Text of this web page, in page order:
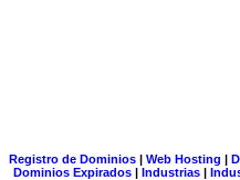
Registro de Dominios| Web Hosting |
Dominios Expirados | Industrias |